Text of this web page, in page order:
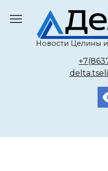
содержанию
Новости Целины